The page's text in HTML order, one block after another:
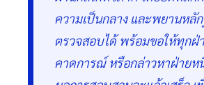
ความเป็นกลาง และพยานหลั
ตรวจสอบได้ พร้อมขอให้ทุกฝ่
คาดการณ์ หรือกล่าวหาฝ่ายห